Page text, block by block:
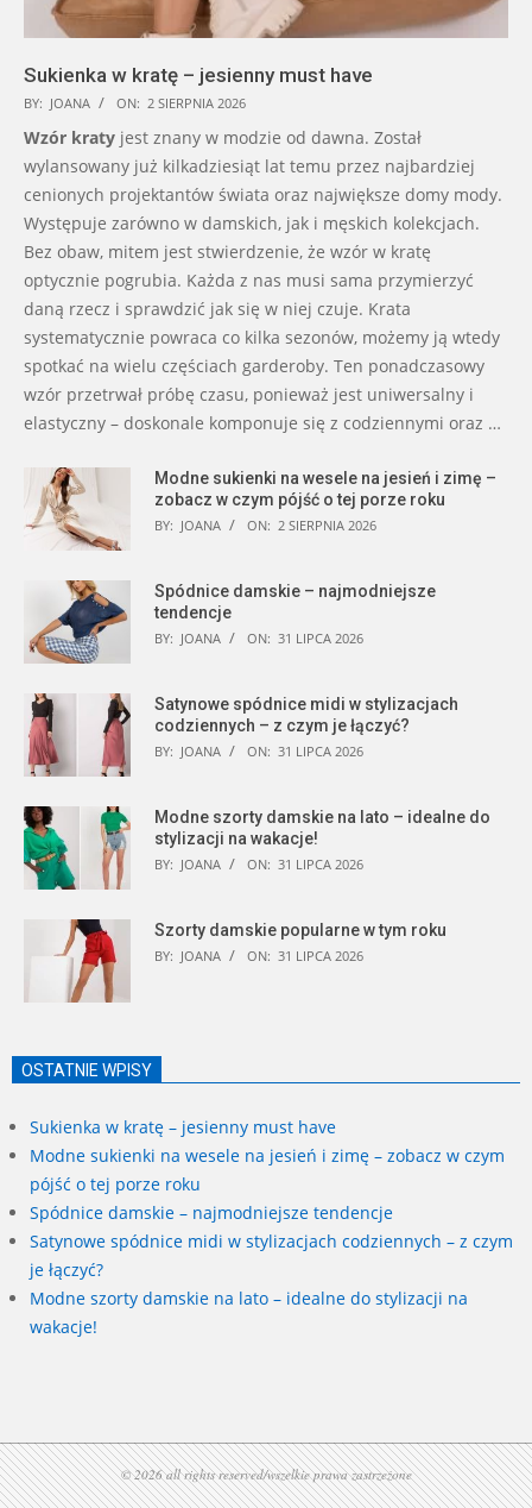
Sukienka w kratę – jesienny must have
BY: JOANA ON: 2 SIERPNIA 2026
Wzór kraty jest znany w modzie od dawna. Został
wylansowany już kilkadziesiąt lat temu przez najbardziej
cenionych projektantów świata oraz największe domy mody.
Występuje zarówno w damskich, jak i męskich kolekcjach.
Bez obaw, mitem jest stwierdzenie, że wzór w kratę
optycznie pogrubia. Każda z nas musi sama przymierzyć
daną rzecz i sprawdzić jak się w niej czuje. Krata
systematycznie powraca co kilka sezonów, możemy ją wtedy
spotkać na wielu częściach garderoby. Ten ponadczasowy
wzór przetrwał próbę czasu, ponieważ jest uniwersalny i
elastyczny – doskonale komponuje się z codziennymi oraz …
Modne sukienki na wesele na jesień i zimę –
zobacz w czym pójść o tej porze roku
BY: JOANA ON: 2 SIERPNIA 2026
Spódnice damskie – najmodniejsze
tendencje
BY: JOANA ON: 31 LIPCA 2026
Satynowe spódnice midi w stylizacjach
codziennych – z czym je łączyć?
BY: JOANA ON: 31 LIPCA 2026
Modne szorty damskie na lato – idealne do
stylizacji na wakacje!
BY: JOANA ON: 31 LIPCA 2026
Szorty damskie popularne w tym roku
BY: JOANA ON: 31 LIPCA 2026
OSTATNIE WPISY
Sukienka w kratę – jesienny must have
Modne sukienki na wesele na jesień i zimę – zobacz w czym
pójść o tej porze roku
Spódnice damskie – najmodniejsze tendencje
Satynowe spódnice midi w stylizacjach codziennych – z czym
je łączyć?
Modne szorty damskie na lato – idealne do stylizacji na
wakacje!
© 2026 all rights reserved/wszelkie prawa zastrzeżone